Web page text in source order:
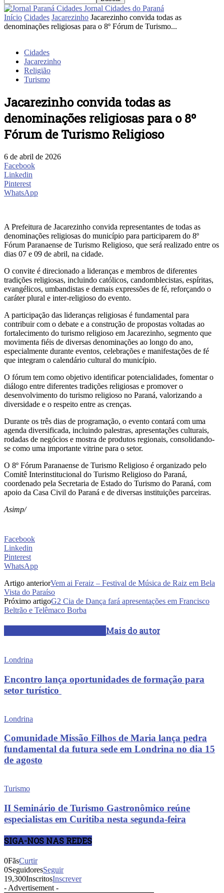
Jornal Cidades do Paraná
Início Cidades Jacarezinho Jacarezinho convida todas as
denominações religiosas para o 8º Fórum de Turismo...
Cidades
Jacarezinho
Religião
Turismo
Jacarezinho convida todas as
denominações religiosas para o 8º
Fórum de Turismo Religioso
6 de abril de 2026
Facebook
Linkedin
Pinterest
WhatsApp
A Prefeitura de Jacarezinho convida representantes de todas as
denominações religiosas do município para participarem do 8º
Fórum Paranaense de Turismo Religioso, que será realizado entre os
dias 07 e 09 de abril, na cidade.
O convite é direcionado a lideranças e membros de diferentes
tradições religiosas, incluindo católicos, candomblecistas, espíritas,
evangélicos, umbandistas e demais expressões de fé, reforçando o
caráter plural e inter-religioso do evento.
A participação das lideranças religiosas é fundamental para
contribuir com o debate e a construção de propostas voltadas ao
fortalecimento do turismo religioso em Jacarezinho, segmento que
movimenta fiéis de diversas denominações ao longo do ano,
especialmente durante eventos, celebrações e manifestações de fé
que integram o calendário cultural do município.
O fórum tem como objetivo identificar potencialidades, fomentar o
diálogo entre diferentes tradições religiosas e promover o
desenvolvimento do turismo religioso no Paraná, valorizando a
diversidade e o respeito entre as crenças.
Durante os três dias de programação, o evento contará com uma
agenda diversificada, incluindo palestras, apresentações culturais,
rodadas de negócios e mostra de produtos regionais, consolidando-
se como uma importante vitrine para o setor.
O 8º Fórum Paranaense de Turismo Religioso é organizado pelo
Comitê Interinstitucional do Turismo Religioso do Paraná,
coordenado pela Secretaria de Estado do Turismo do Paraná, com
apoio da Casa Civil do Paraná e de diversas instituições parceiras.
Asimp/
Facebook
Linkedin
Pinterest
WhatsApp
Artigo anteriorVem ai Feraiz – Festival de Música de Raiz em Bela
Vista do Paraíso
Próximo artigoG2 Cia de Dança fará apresentações em Francisco
Beltrão e Telêmaco Borba
Mais do autor
Londrina
Encontro lança oportunidades de formação para
setor turístico
Londrina
Comunidade Missão Filhos de Maria lança pedra
fundamental da futura sede em Londrina no dia 15
de agosto
Turismo
II Seminário de Turismo Gastronômico reúne
especialistas em Curitiba nesta segunda-feira
SIGA-NOS NAS REDES
0FãsCurtir
0SeguidoresSeguir
19,300InscritosInscrever
- Advertisement -